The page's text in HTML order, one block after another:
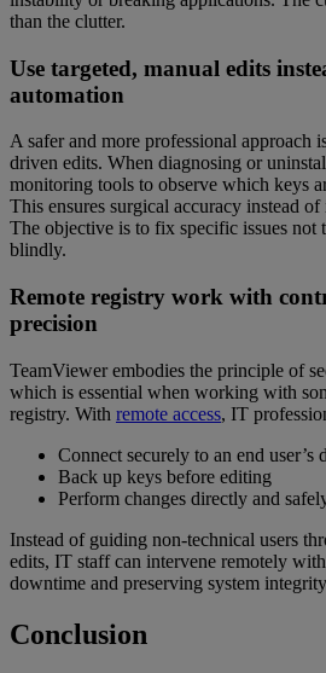
than the clutter.
Use targeted, manual edits
automation
A safer and more professional approach
driven edits. When diagnosing or
monitoring tools to observe which keys
This ensures surgical accuracy instead
The objective is to fix specific issues not
blindly.
Remote registry work with
precision
TeamViewer embodies the principle of
which is essential when working with
registry. With remote access, IT
Connect securely to an end user’s
Back up keys before editing
Perform changes directly and
Instead of guiding non-technical users
edits, IT staff can intervene remotely
downtime and preserving system
Conclusion